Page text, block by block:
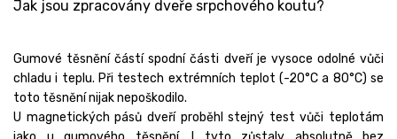
Jak jsou zpracovány dveře srpchového koutu?
Gumové těsnění částí spodní části dveří je vysoce odolné vůči
chladu i teplu. Při testech extrémních teplot (-20°C a 80°C) se
toto těsnění nijak nepoškodilo.
U magnetických pásů dveří proběhl stejný test vůči teplotám